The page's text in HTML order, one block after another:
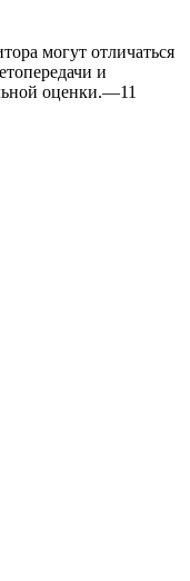
могут отличаться
и
оценки.—11